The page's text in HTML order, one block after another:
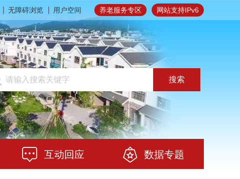
网站支持IPv6
养老服务专区
无障碍浏览 用户空间
搜索
互动回应 数据专题